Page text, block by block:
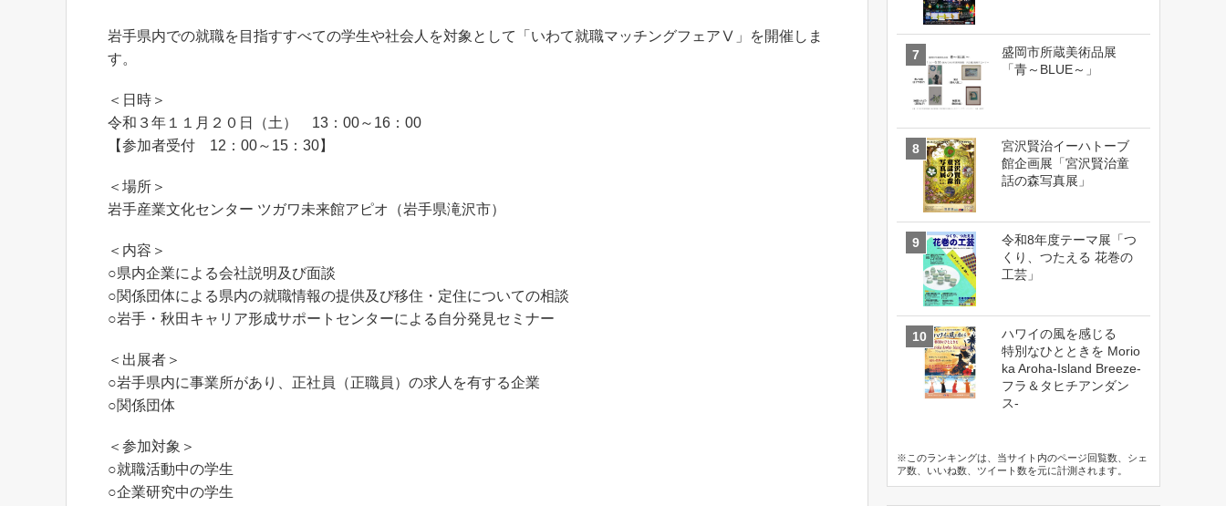
岩手県内での就職を目指すすべての学生や社会人を対象として「いわて就職マッチングフェアⅤ」を開催しま
す。
＜日時＞
令和３年１１月２０日（土） 13：00～16：00
【参加者受付 12：00～15：30】
＜場所＞
岩手産業文化センター ツガワ未来館アピオ（岩手県滝沢市）
＜内容＞
○県内企業による会社説明及び面談
○関係団体による県内の就職情報の提供及び移住・定住についての相談
○岩手・秋田キャリア形成サポートセンターによる自分発見セミナー
＜出展者＞
○岩手県内に事業所があり、正社員（正職員）の求人を有する企業
○関係団体
＜参加対象＞
○就職活動中の学生
○企業研究中の学生
盛岡市所蔵美術品展
「青～BLUE～」
宮沢賢治イーハトーブ
館企画展「宮沢賢治童
話の森写真展」
令和8年度テーマ展「つ
くり、つたえる 花巻の
工芸」
ハワイの風を感じる
特別なひとときを Morio
ka Aroha-Island Breeze-
フラ＆タヒチアンダン
ス-
※このランキングは、当サイト内のページ回覧数、シェ
ア数、いいね数、ツイート数を元に計測されます。